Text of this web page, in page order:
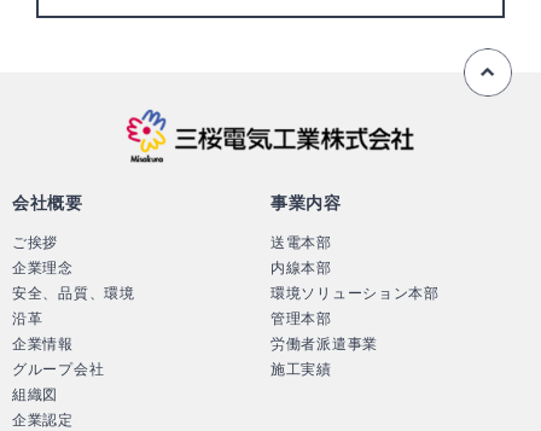
会社概要
ご挨拶
企業理念
安全、品質、環境
沿革
企業情報
グループ会社
組織図
企業認定
事業内容
送電本部
内線本部
環境ソリューション本部
管理本部
労働者派遣事業
施工実績